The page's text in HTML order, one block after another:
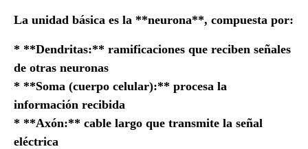
La unidad básica es la **neurona**, compuesta por:
* **Dendritas:** ramificaciones que reciben señales
de otras neuronas
* **Soma (cuerpo celular):** procesa la
información recibida
* **Axón:** cable largo que transmite la señal
eléctrica